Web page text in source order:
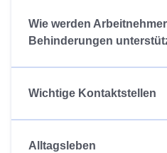
Wie werden
Behinderungen
Wichtige Kontaktstellen
Alltagsleben